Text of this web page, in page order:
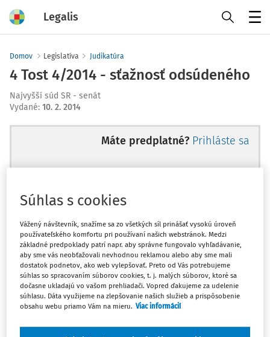
Legalis
Domov Legislatíva Judikatúra
4 Tost 4/2014 - sťažnosť odsúdeného
Najvyšší súd SR - senát
Vydané: 10. 2. 2014
Máte predplatné? Prihláste sa
Ups, zatiaľ ste si prečítali len
začiatok...
Celý odborný obsah z tejto oblasti je
dostupný predplatiteľom portálu.
obsahu a získajte prístup na 10 dní
Súhlas s cookies
Vážený návštevník, snažíme sa zo všetkých síl prinášať vysokú úroveň
používateľského komfortu pri používaní našich webstránok. Medzi
základné predpoklady patrí napr. aby správne fungovalo vyhľadávanie,
aby sme vás neobťažovali nevhodnou reklamou alebo aby sme mali
dostatok podnetov, ako web vylepšovať. Preto od Vás potrebujeme
súhlas so spracovaním súborov cookies, t. j. malých súborov, ktoré sa
dočasne ukladajú vo vašom prehliadači. Vopred ďakujeme za udelenie
súhlasu. Dáta využijeme na zlepšovanie našich služieb a prispôsobenie
obsahu webu priamo Vám na mieru. Viac informácií